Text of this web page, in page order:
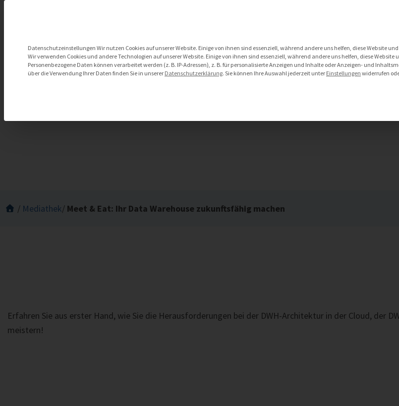
Meet & Eat: Ihr Data Warehouse
/ Mediathek/ Meet & Eat: Ihr Data Warehouse zukunftsfähig machen
Erfahren Sie aus erster Hand, wie Sie die Herausforderungen bei der DWH-Architektur in der Cloud, der
meistern!
Datenschutzeinstellungen
Datenschutzeinstellungen Wir nutzen Cookies auf unserer Website. Einige von ihnen sind essenziell, während andere uns helfen, diese Website
Wir verwenden Cookies und andere Technologien auf unserer Website. Einige von ihnen sind essenziell, während andere uns helfen, diese Website
Personenbezogene Daten können verarbeitet werden (z. B. IP-Adressen), z. B. für personalisierte Anzeigen und Inhalte oder Anzeigen- und
über die Verwendung Ihrer Daten finden Sie in unserer Datenschutzerklärung. Sie können Ihre Auswahl jederzeit unter Einstellungen widerrufen